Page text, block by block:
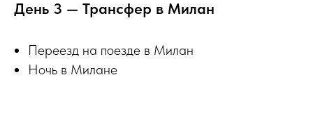
День 3 — Трансфер в Милан
Переезд на поезде в Милан
Ночь в Милане